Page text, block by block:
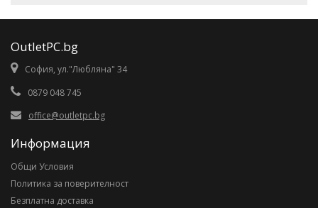
OutletPC.bg
София, ул."Любляна" 34
0879 048 745
office@outletpc.bg
Информация
Общи Условия
Политика за поверителност
Безплатна доставка